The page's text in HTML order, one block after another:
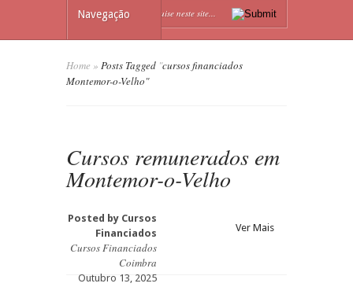
Navegação
Home » Posts Tagged "cursos financiados
Montemor-o-Velho"
Cursos remunerados em
Montemor-o-Velho
Posted by Cursos
Financiados
Cursos Financiados
Coimbra
Outubro 13, 2025
Ver Mais